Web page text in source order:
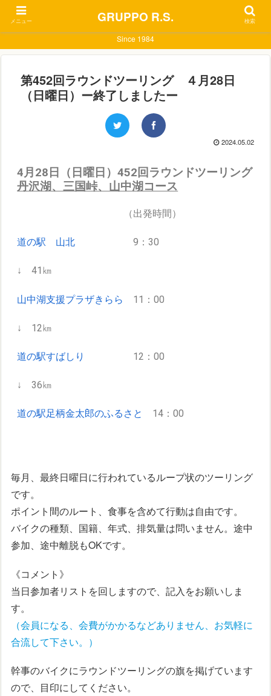
Since 1984
第452回ラウンドツーリング ４月28日
（日曜日）ー終了しましたー
2024.05.02
4月28日（日曜日）452回ラウンドツーリング
丹沢湖、三国峠、山中湖コース
（出発時間）
道の駅 山北 9：30
↓ 41㎞
山中湖支援プラザきらら 11：00
↓ 12㎞
道の駅すばしり 12：00
↓ 36㎞
道の駅足柄金太郎のふるさと 14：00
毎月、最終日曜日に行われているループ状のツーリング
です。
ポイント間のルート、食事を含めて行動は自由です。
バイクの種類、国籍、年式、排気量は問いません。途中
参加、途中離脱もOKです。
《コメント》
当日参加者リストを回しますので、記入をお願いしま
す。
（会員になる、会費がかかるなどありません、お気軽に
合流して下さい。）
幹事のバイクにラウンドツーリングの旗を掲げています
ので、目印にしてください。
メニュー GRUPPO R.S. 検索